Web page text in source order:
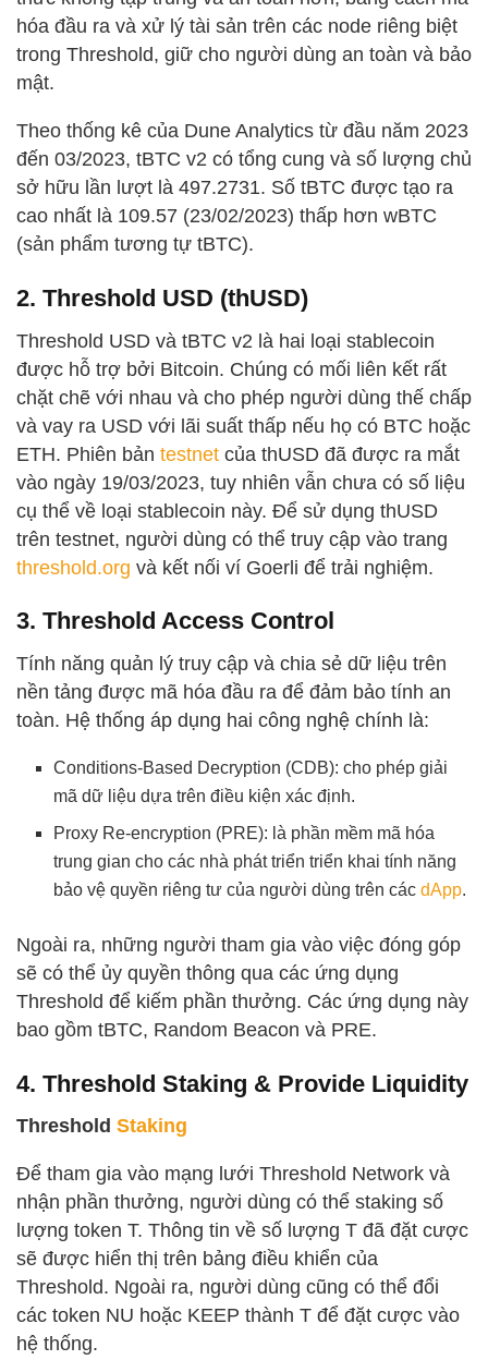
hóa đầu ra và xử lý tài sản trên các node riêng biệt
trong Threshold, giữ cho người dùng an toàn và bảo
mật.
Theo thống kê của Dune Analytics từ đầu năm 2023
đến 03/2023, tBTC v2 có tổng cung và số lượng chủ
sở hữu lần lượt là 497.2731. Số tBTC được tạo ra
cao nhất là 109.57 (23/02/2023) thấp hơn wBTC
(sản phẩm tương tự tBTC).
2. Threshold USD (thUSD)
Threshold USD và tBTC v2 là hai loại stablecoin
được hỗ trợ bởi Bitcoin. Chúng có mối liên kết rất
chặt chẽ với nhau và cho phép người dùng thế chấp
và vay ra USD với lãi suất thấp nếu họ có BTC hoặc
ETH. Phiên bản testnet của thUSD đã được ra mắt
vào ngày 19/03/2023, tuy nhiên vẫn chưa có số liệu
cụ thể về loại stablecoin này. Để sử dụng thUSD
trên testnet, người dùng có thể truy cập vào trang
threshold.org và kết nối ví Goerli để trải nghiệm.
3. Threshold Access Control
Tính năng quản lý truy cập và chia sẻ dữ liệu trên
nền tảng được mã hóa đầu ra để đảm bảo tính an
toàn. Hệ thống áp dụng hai công nghệ chính là:
Conditions-Based Decryption (CDB): cho phép giải
mã dữ liệu dựa trên điều kiện xác định.
Proxy Re-encryption (PRE): là phần mềm mã hóa
trung gian cho các nhà phát triển triển khai tính năng
bảo vệ quyền riêng tư của người dùng trên cácdApp.
Ngoài ra, những người tham gia vào việc đóng góp
sẽ có thể ủy quyền thông qua các ứng dụng
Threshold để kiếm phần thưởng. Các ứng dụng này
bao gồm tBTC, Random Beacon và PRE.
4. Threshold Staking & Provide Liquidity
Threshold Staking
Để tham gia vào mạng lưới Threshold Network và
nhận phần thưởng, người dùng có thể staking số
lượng token T. Thông tin về số lượng T đã đặt cược
sẽ được hiển thị trên bảng điều khiển của
Threshold. Ngoài ra, người dùng cũng có thể đổi
các token NU hoặc KEEP thành T để đặt cược vào
hệ thống.